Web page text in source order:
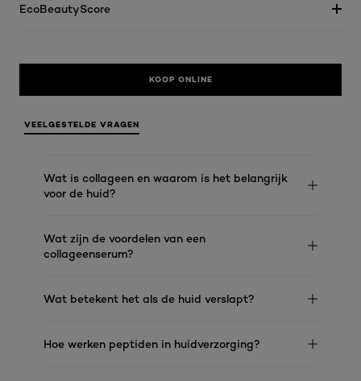
EcoBeautyScore
KOOP ONLINE
VEELGESTELDE VRAGEN
Wat is collageen en waarom is het belangrijk
voor de huid?
Wat zijn de voordelen van een
collageenserum?
Wat betekent het als de huid verslapt?
Hoe werken peptiden in huidverzorging?